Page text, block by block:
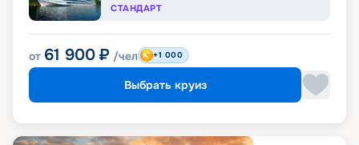
СТАНДАРТ
от 61 900 ₽ /чел +1 000
Выбрать круиз